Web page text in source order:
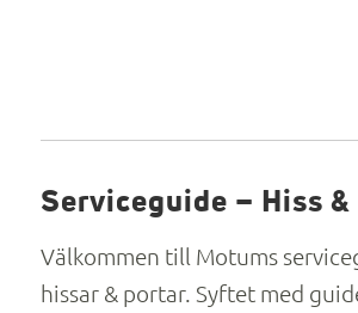
Serviceguide – Hiss &
Välkommen till Motums
hissar & portar. Syftet med